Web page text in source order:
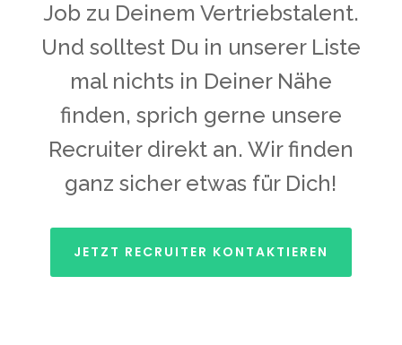
Job zu Deinem Vertriebstalent.
Und solltest Du in unserer Liste
mal nichts in Deiner Nähe
finden, sprich gerne unsere
Recruiter direkt an. Wir finden
ganz sicher etwas für Dich!
JETZT RECRUITER KONTAKTIEREN